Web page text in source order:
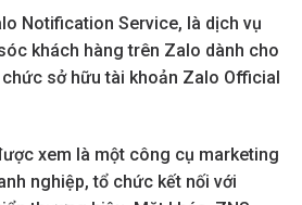
Notification Service, là dịch vụ
khách hàng trên Zalo dành cho
sở hữu tài khoản Zalo Official
xem là một công cụ marketing
nghiệp, tổ chức kết nối với